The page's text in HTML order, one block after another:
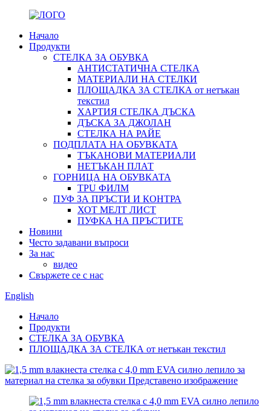
Начало
Продукти
СТЕЛКА ЗА ОБУВКА
АНТИСТАТИЧНА СТЕЛКА
МАТЕРИАЛИ НА СТЕЛКИ
ПЛОЩАДКА ЗА СТЕЛКА от нетъкан
текстил
ХАРТИЯ СТЕЛКА ДЪСКА
ДЪСКА ЗА ДЖОЛАН
СТЕЛКА НА РАЙЕ
ПОДПЛАТА НА ОБУВКАТА
ТЪКАНОВИ МАТЕРИАЛИ
НЕТЪКАН ПЛАТ
ГОРНИЦА НА ОБУВКАТА
TPU ФИЛМ
ПУФ ЗА ПРЪСТИ И КОНТРА
ХОТ МЕЛТ ЛИСТ
ПУФКА НА ПРЪСТИТЕ
Новини
Често задавани въпроси
За нас
видео
Свържете се с нас
English
Начало
Продукти
СТЕЛКА ЗА ОБУВКА
ПЛОЩАДКА ЗА СТЕЛКА от нетъкан текстил